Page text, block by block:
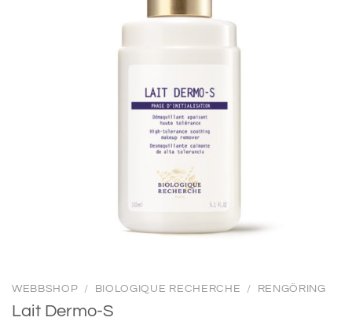
WEBBSHOP / BIOLOGIQUE RECHERCHE / RENGÖRING
Lait Dermo-S